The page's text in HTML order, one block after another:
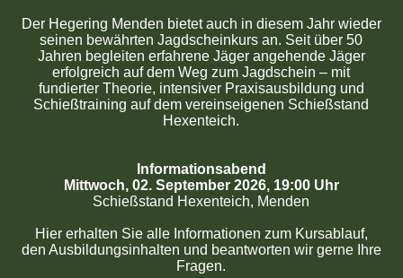
Der Hegering Menden bietet auch in diesem Jahr wieder
seinen bewährten Jagdscheinkurs an. Seit über 50
Jahren begleiten erfahrene Jäger angehende Jäger
erfolgreich auf dem Weg zum Jagdschein – mit
fundierter Theorie, intensiver Praxisausbildung und
Schießtraining auf dem vereinseigenen Schießstand
Hexenteich.
Informationsabend
Mittwoch, 02. September 2026, 19:00 Uhr
Schießstand Hexenteich, Menden
Hier erhalten Sie alle Informationen zum Kursablauf,
den Ausbildungsinhalten und beantworten wir gerne Ihre
Fragen.